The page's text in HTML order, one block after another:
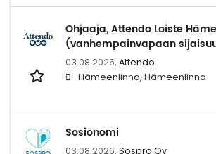
Ohjaaja, Attendo Loiste
(vanhempainvapaan
03.08.2026, Attendo
Hämeenlinna, Hämeenlinna
Sosionomi
03.08.2026, Sospro Oy